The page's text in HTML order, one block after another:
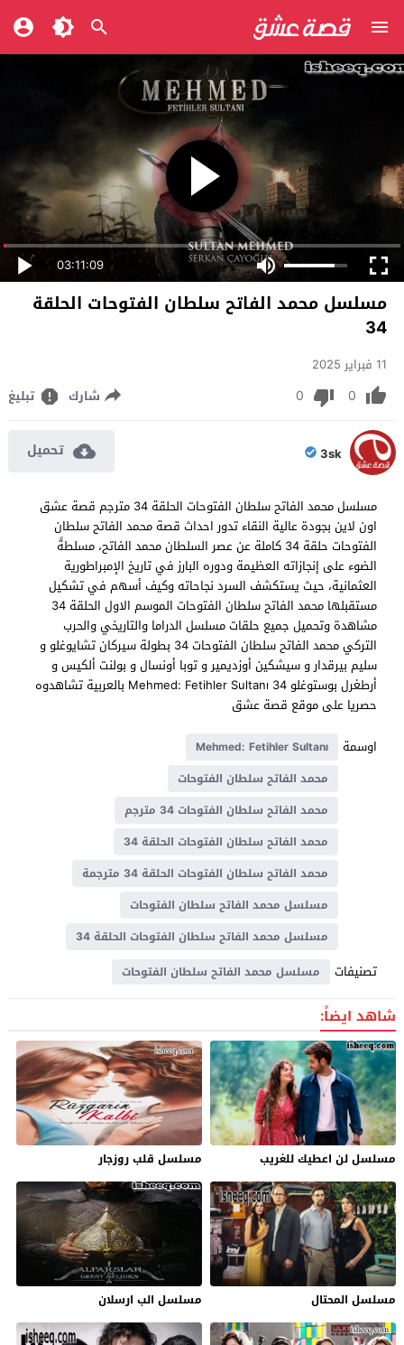
03:11:09
مسلسل محمد الفاتح سلطان الفتوحات الحلقة
34
11 فبراير 2025
0
0 شارك تبليغ
3sk تحميل
مسلسل محمد الفاتح سلطان الفتوحات الحلقة 34 مترجم قصة عشق
اون لاين بجودة عالية النقاء تدور احداث قصة محمد الفاتح سلطان
الفتوحات حلقة 34 كاملة عن عصر السلطان محمد الفاتح، مسلطةً
الضوء على إنجازاته العظيمة ودوره البارز في تاريخ الإمبراطورية
العثمانية، حيث يستكشف السرد نجاحاته وكيف أسهم في تشكيل
مستقبلها محمد الفاتح سلطان الفتوحات الموسم الاول الحلقة 34
مشاهدة وتحميل جميع حلقات مسلسل الدراما والتاريخي والحرب
التركي محمد الفاتح سلطان الفتوحات 34 بطولة سيركان تشايوغلو و
سليم بيرقدار و سيشكين أوزديمير و توبا أونسال و بولنت ألكيس و
أرطغرل بوستوغلو Mehmed: Fetihler Sultanı 34 بالعربية تشاهدوه
حصريا على موقع قصة عشق
اوسمة
Mehmed: Fetihler Sultanı
محمد الفاتح سلطان الفتوحات
محمد الفاتح سلطان الفتوحات 34 مترجم
محمد الفاتح سلطان الفتوحات الحلقة 34
محمد الفاتح سلطان الفتوحات الحلقة 34 مترجمة
مسلسل محمد الفاتح سلطان الفتوحات
مسلسل محمد الفاتح سلطان الفتوحات الحلقة 34
تصنيفات مسلسل محمد الفاتح سلطان الفتوحات
شاهد ايضاً:
مسلسل لن اعطيك للغريب مسلسل قلب روزجار
مسلسل المحتال مسلسل الب ارسلان